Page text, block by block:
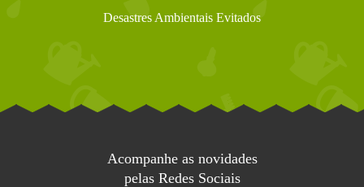
Desastres Ambientais Evitados
Acompanhe as novidades
pelas Redes Sociais